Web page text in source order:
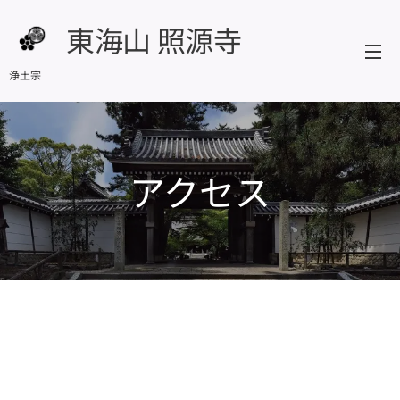
東海山 照源寺
浄土宗
アクセス